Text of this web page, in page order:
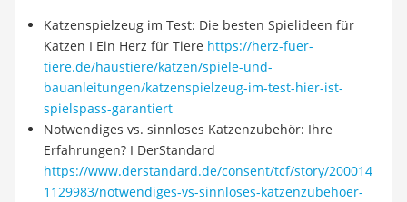
Katzenspielzeug im Test: Die besten Spielideen für
Katzen I Ein Herz für Tiere https://herz-fuer-
tiere.de/haustiere/katzen/spiele-und-
bauanleitungen/katzenspielzeug-im-test-hier-ist-
spielspass-garantiert
Notwendiges vs. sinnloses Katzenzubehör: Ihre
Erfahrungen? I DerStandard
https://www.derstandard.de/consent/tcf/story/200014
1129983/notwendiges-vs-sinnloses-katzenzubehoer-